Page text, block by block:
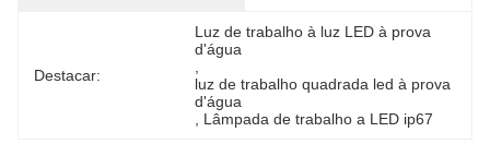
Destacar:
Luz de trabalho à luz LED à prova
d'água
luz de trabalho quadrada led à prova
d'água
Lâmpada de trabalho a LED ip67